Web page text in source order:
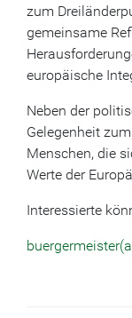
zum
gemeinsame
europäische
Neben der
Gelegenheit
Menschen, die
Werte der
Interessierte